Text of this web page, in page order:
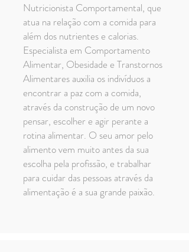
Nutricionista Comportamental, que
atua na relação com a comida para
além dos nutrientes e calorias.
Especialista em Comportamento
Alimentar, Obesidade e Transtornos
Alimentares auxilia os indivíduos a
encontrar a paz com a comida,
através da construção de um novo
pensar, escolher e agir perante a
rotina alimentar. O seu amor pelo
alimento vem muito antes da sua
escolha pela profissão, e trabalhar
para cuidar das pessoas através da
alimentação é a sua grande paixão.